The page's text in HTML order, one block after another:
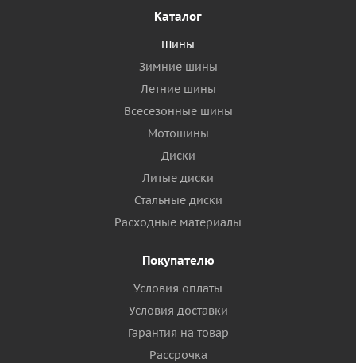
Каталог
Шины
Зимние шины
Летние шины
Всесезонные шины
Мотошины
Диски
Литые диски
Стальные диски
Расходные материалы
Покупателю
Условия оплаты
Условия доставки
Гарантия на товар
Рассрочка